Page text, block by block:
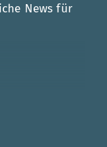
News für